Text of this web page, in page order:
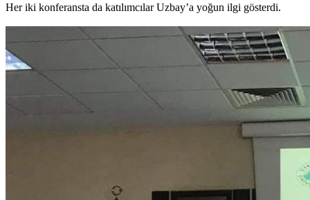
Her iki konferansta da katılımcılar Uzbay’a yoğun ilgi gösterdi.